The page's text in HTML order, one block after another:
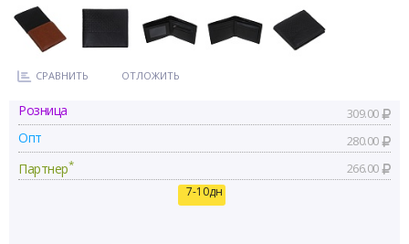
СРАВНИТЬ ОТЛОЖИТЬ
Розница 309.00
Опт 280.00
Партнер* 266.00
7-10дн